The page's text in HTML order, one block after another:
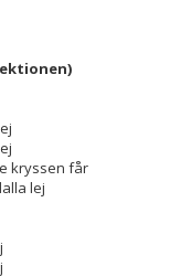
kryssen får
lej